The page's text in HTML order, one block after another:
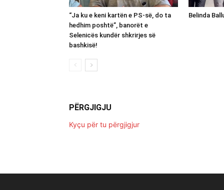
“Ja ku e keni kartën e PS-së, do ta
hedhim poshtë”, banorët e
Selenicës kundër shkrirjes së
bashkisë!
Belinda
PËRGJIGJU
Kyçu për tu përgjigjur